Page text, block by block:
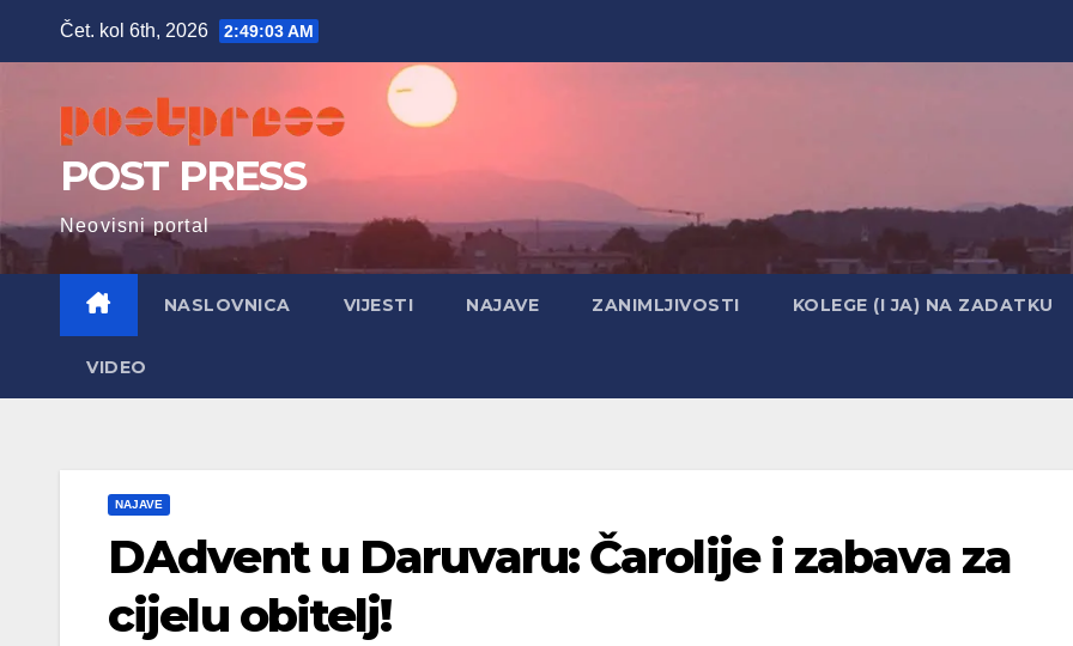
Čet. kol 6th, 2026 2:49:04 AM
POST PRESS
Neovisni portal
NASLOVNICA VIJESTI NAJAVE ZANIMLJIVOSTI KOLEGE (I JA) NA ZADATKU
VIDEO
NAJAVE
DAdvent u Daruvaru: Čarolije i zabava za
cijelu obitelj!